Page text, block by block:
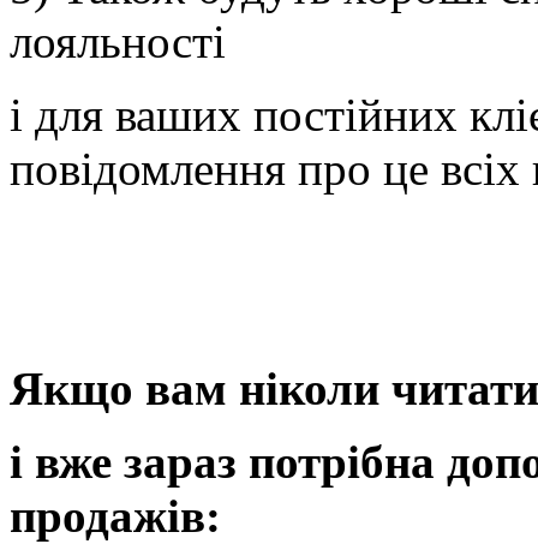
лояльності
і для ваших постійних
повідомлення про це всіх
Якщо вам ніколи
і вже зараз потрібна
продажів: